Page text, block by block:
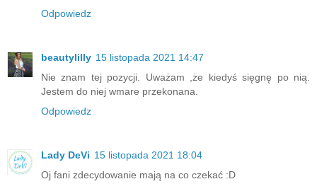
Odpowiedz
beautylilly 15 listopada 2021 14:47
Nie znam tej pozycji. Uważam ,że kiedyś sięgnę po nią.
Jestem do niej wmare przekonana.
Odpowiedz
Lady DeVi 15 listopada 2021 18:04
Oj fani zdecydowanie mają na co czekać :D